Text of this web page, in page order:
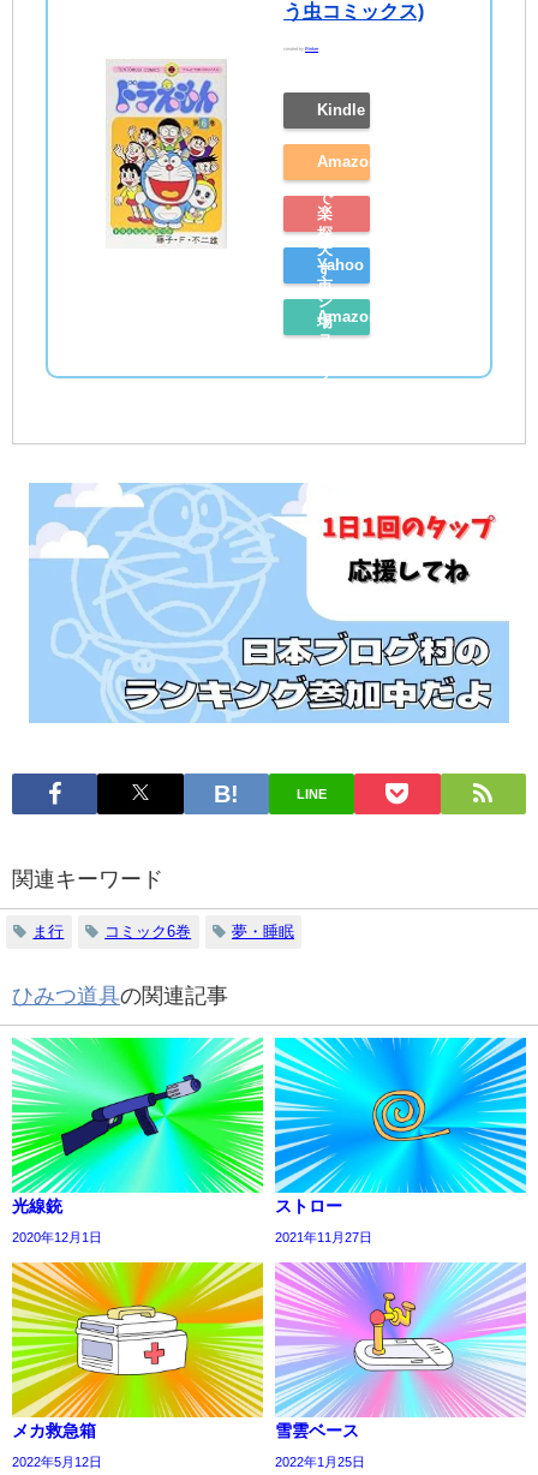
う虫コミックス)
created byRinker
Kindle
Amazon
で
探
す
楽
天
市
場
Yahoo
シ
ョ
ッ
ン
で
Amazon
見
LINE
関連キーワード
ま行 コミック6巻 夢・睡眠
ひみつ道具の関連記事
光線銃
2020年12月1日
ストロー
2021年11月27日
メカ救急箱
2022年5月12日
雪雲ベース
2022年1月25日